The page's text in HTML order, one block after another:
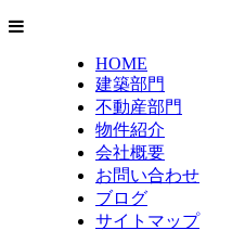
HOME
建築部門
不動産部門
物件紹介
会社概要
お問い合わせ
ブログ
サイトマップ